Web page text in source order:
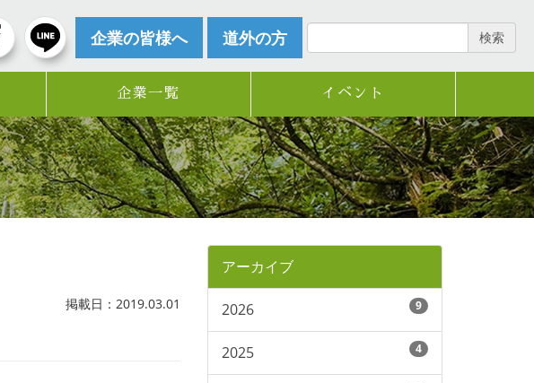
企業の皆様へ 道外の方 検索
企業一覧 イベント
掲載日：2019.03.01
アーカイブ
2026 9
2025 4